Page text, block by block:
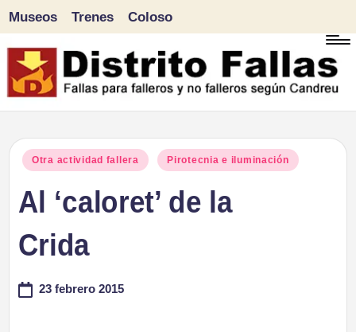
Saltar
al
Museos Trenes Coloso
Publicado
Otra actividad fallera Pirotecnia e iluminación
Al ‘caloret’ de la
Crida
23 febrero 2015